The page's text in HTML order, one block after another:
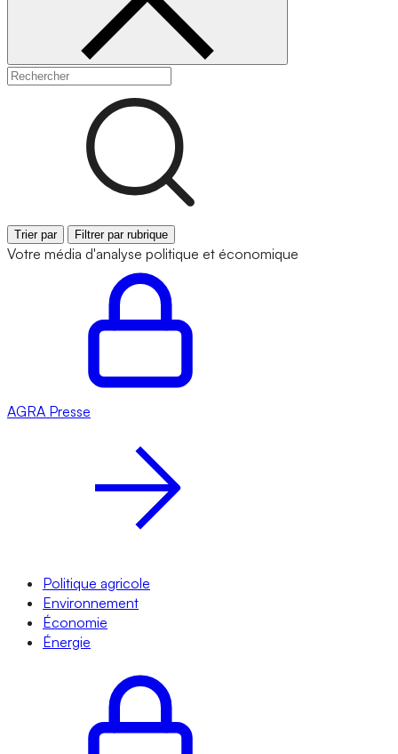
Trier par Filtrer par rubrique
Votre média d'analyse politique et économique
AGRA Presse
Politique agricole
Environnement
Économie
Énergie